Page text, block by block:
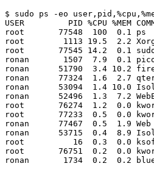
$ sudo ps -eo
USER         PID %CPU %MEM
root       77548  100  0.1 ps
root        1113 19.5  2.2
root       77545 14.2  0.1
ronan       1507  7.9  0.1
ronan      51790  3.4 10.2
ronan      77324  1.6  2.7
ronan      53094  1.4 10.0
ronan      52496  1.3  7.2
root       76274  1.2  0.0
root       77233  0.5  0.0
ronan      77467  0.5  1.9 Web
ronan      53715  0.4  8.9
root          16  0.3  0.0
root       76751  0.2  0.0
ronan       1734  0.2  0.2